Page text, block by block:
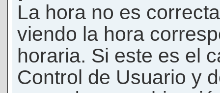
La hora no es
viendo la hora
horaria. Si este es el
Control de Usuario y